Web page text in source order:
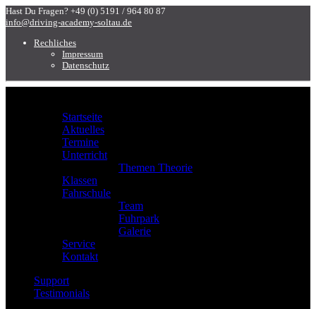
Hast Du Fragen? +49 (0) 5191 / 964 80 87
info@driving-academy-soltau.de
Rechliches
Impressum
Datenschutz
Startseite
Aktuelles
Termine
Unterricht
Themen Theorie
Klassen
Fahrschule
Team
Fuhrpark
Galerie
Service
Kontakt
Support
Testimonials